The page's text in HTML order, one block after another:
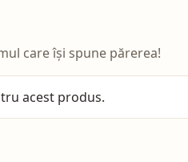
care își spune părerea!
acest produs.